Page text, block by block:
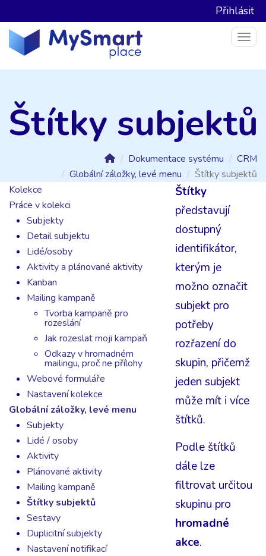
Přihlásit
Štítky subjektů
Dokumentace systému
CRM
Globální záložky, levé menu
Štítky subjektů
Kolekce
Práce v kolekci
Subjekty
Detail subjektu
Lidé/osoby
Aktivity a plánované aktivity
Kanban
Mailing kampaně
Tvorba kampaně pro
rozeslání
Jak rozeslat moji kampaň
Odkazy v hromadném
mailingu, proč ne přílohy
Webové formuláře
Nastavení kolekce
Globální záložky, levé menu
Subjekty
Lidé / osoby
Aktivity
Plánované aktivity
Mailing kampaně
Štítky subjektů
Sestavy
Duplicitní subjekty
Nastavení notifikací
Štítky
představují
dostupný
identifikátor,
kterým je
možno označit
subjekt pro
potřeby
rozřazení do
skupin, přičemž
jeden subjekt
může mít i více
štítků.
Podle štítků
dále lze
filtrovat určitou
skupinu pro
hromadné
akce.